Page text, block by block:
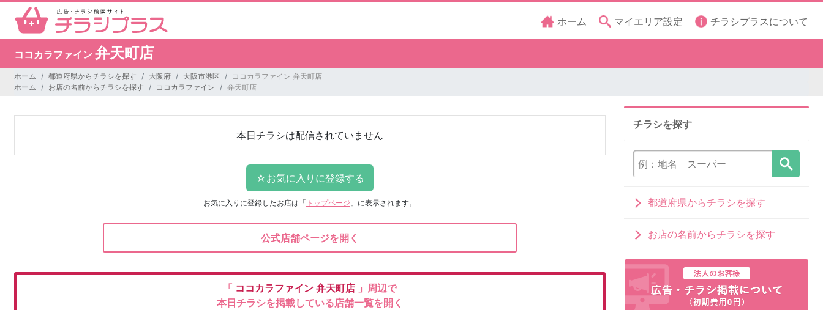
ホーム マイエリア設定 チラシプラスについて
ココカラファイン 弁天町店
ホーム 都道府県からチラシを探す 大阪府 大阪市港区
ココカラファイン 弁天町店
ホーム
お店の名前からチラシを探す ココカラファイン 弁天町店
本日チラシは配信されていません
お気に入りに登録したお店は 「 トップページ 」に表示されます。
公式店舗ページを開く
「 ココカラファイン 弁天町店 」周辺で
本日チラシを掲載している店舗一覧を開く
チラシを探す
都道府県からチラシを探す
お店の名前からチラシを探す